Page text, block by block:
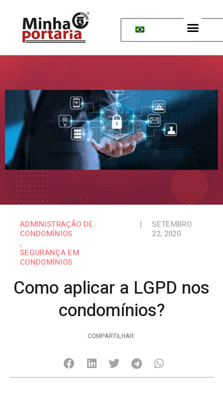
ADMINISTRAÇÃO DE
CONDOMÍNIOS
,
SEGURANÇA EM
CONDOMÍNIOS
|
SETEMBRO
22, 2020
Como aplicar a LGPD nos
condomínios?
COMPARTILHAR: